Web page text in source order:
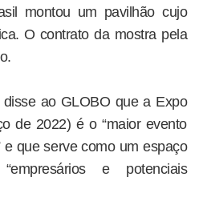
montou um pavilhão cujo
O contrato da mostra pela
ao GLOBO que a Expo
de 2022) é o “maior evento
que serve como um espaço
e potenciais